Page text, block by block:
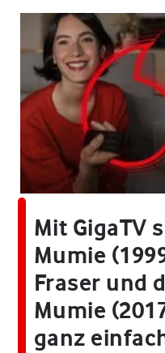
Mit GigaTV
Mumie
Fraser und
Mumie
ganz